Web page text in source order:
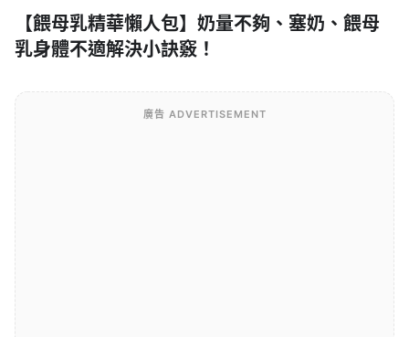
【餵母乳精華懶人包】奶量不夠、塞奶、餵母
乳身體不適解決小訣竅！
廣告 ADVERTISEMENT